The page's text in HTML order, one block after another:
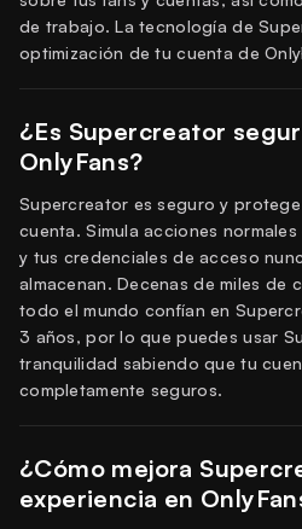
de trabajo. La tecnología de
optimización de tu cuenta de
¿Es Supercreator
OnlyFans?
Supercreator es seguro y
cuenta. Simula acciones
y tus credenciales de acceso
almacenan. Decenas de miles de
todo el mundo confían en
3 años, por lo que puedes usar
tranquilidad sabiendo que tu
completamente seguros.
¿Cómo mejora
experiencia en